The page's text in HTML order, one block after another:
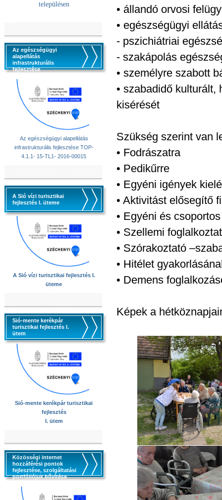
településen
Az egészségügyi
alapellátás
infrastrukturális
fejlesztése
Az egészségügyi alapellátás
infrastrukturális fejlesztése TOP-
4.1.1- 15-TL1- 2016-00015
A Sió vízi turisztikai
fejlesztés I. üteme
A Sió vízi turisztikai fejlesztés I.
üteme
Sió-mente kerékpár
turisztikai fejlesztés I.
ütem
Sió-mente kerékpár turisztikai
fejlesztés
I. ütem
Közösségi internet
hozzáférési pontok
fejlesztése, szolgáltatási
portfóliójuk bővítése
• állandó orvosi
• egészségügyi
- pszichiátriai
- szakápolás
• személyre szabott
• szabadidő
kisérését
Szükség szerint van
• Fodrászatra
• Pedikűrre
• Egyéni igények
• Aktivitást elősegítő
• Egyéni és
• Szellemi
• Szórakoztató
• Hitélet
• Demens
Képek a